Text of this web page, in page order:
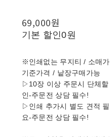
69,000원
기본 할인0원
※인쇄없는 무지티 / 소매가
기준가격 / 낱장구매가능
▷10장 이상 주문시 단체할
인-주문전 상담 필수!
▷인쇄 추가시 별도 견적 필
요-주문전 상담 필수!